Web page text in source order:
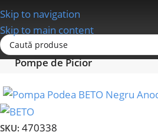
Skip to navigation
Skip to main content
Prima pagină
Pompe de Picior
SKU: 470338